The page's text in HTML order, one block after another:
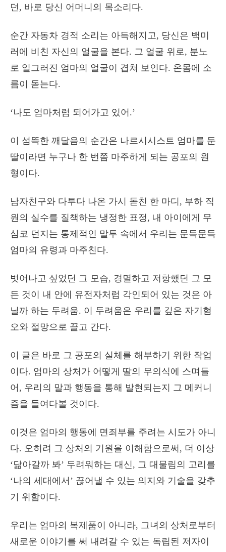
던, 바로 당신 어머니의 목소리다.
순간 자동차 경적 소리는 아득해지고, 당신은 백미
러에 비친 자신의 얼굴을 본다. 그 얼굴 위로, 분노
로 일그러진 엄마의 얼굴이 겹쳐 보인다. 온몸에 소
름이 돋는다.
‘나도 엄마처럼 되어가고 있어.’
이 섬뜩한 깨달음의 순간은 나르시시스트 엄마를 둔
딸이라면 누구나 한 번쯤 마주하게 되는 공포의 원
형이다.
남자친구와 다투다 나온 가시 돋친 한 마디, 부하 직
원의 실수를 질책하는 냉정한 표정, 내 아이에게 무
심코 던지는 통제적인 말투 속에서 우리는 문득문득
엄마의 유령과 마주친다.
벗어나고 싶었던 그 모습, 경멸하고 저항했던 그 모
든 것이 내 안에 유전자처럼 각인되어 있는 것은 아
닐까 하는 두려움. 이 두려움은 우리를 깊은 자기혐
오와 절망으로 끌고 간다.
이 글은 바로 그 공포의 실체를 해부하기 위한 작업
이다. 엄마의 상처가 어떻게 딸의 무의식에 스며들
어, 우리의 말과 행동을 통해 발현되는지 그 메커니
즘을 들여다볼 것이다.
이것은 엄마의 행동에 면죄부를 주려는 시도가 아니
다. 오히려 그 상처의 기원을 이해함으로써, 더 이상
‘닮아갈까 봐’ 두려워하는 대신, 그 대물림의 고리를
‘나의 세대에서’ 끊어낼 수 있는 의지와 기술을 갖추
기 위함이다.
우리는 엄마의 복제품이 아니라, 그녀의 상처로부터
새로운 이야기를 써 내려갈 수 있는 독립된 저자이